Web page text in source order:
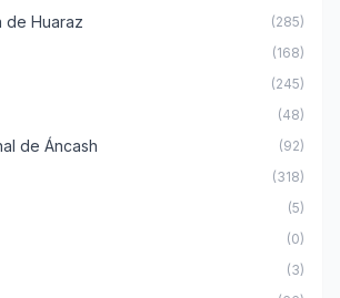
de Huaraz (285)
(168)
(245)
(48)
de Áncash (92)
(318)
(5)
(0)
(3)